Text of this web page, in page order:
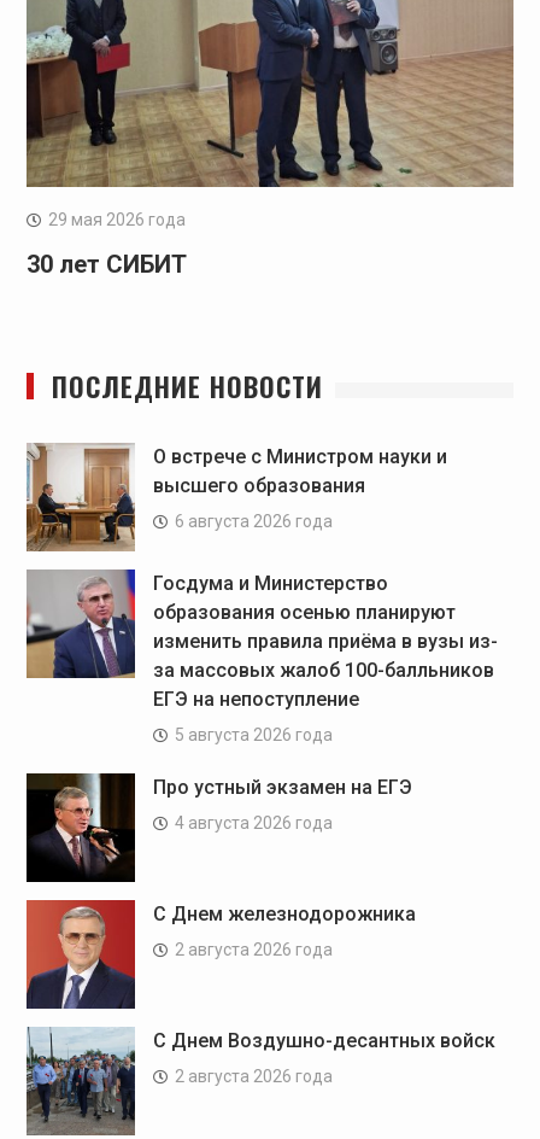
29 мая 2026 года
30 лет СИБИТ
ПОСЛЕДНИЕ НОВОСТИ
О встрече с Министром науки и
высшего образования
6 августа 2026 года
Госдума и Министерство
образования осенью планируют
изменить правила приёма в вузы из-
за массовых жалоб 100-балльников
ЕГЭ на непоступление
5 августа 2026 года
Про устный экзамен на ЕГЭ
4 августа 2026 года
С Днем железнодорожника
2 августа 2026 года
С Днем Воздушно-десантных войск
2 августа 2026 года